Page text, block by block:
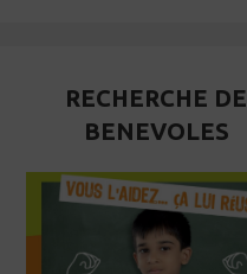
RECHERCHE DE
BENEVOLES